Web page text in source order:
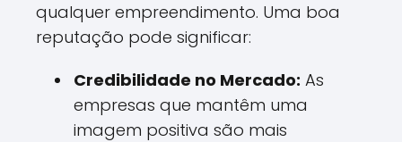
qualquer empreendimento. Uma boa
reputação pode significar:
Credibilidade no Mercado: As
empresas que mantêm uma
imagem positiva são mais